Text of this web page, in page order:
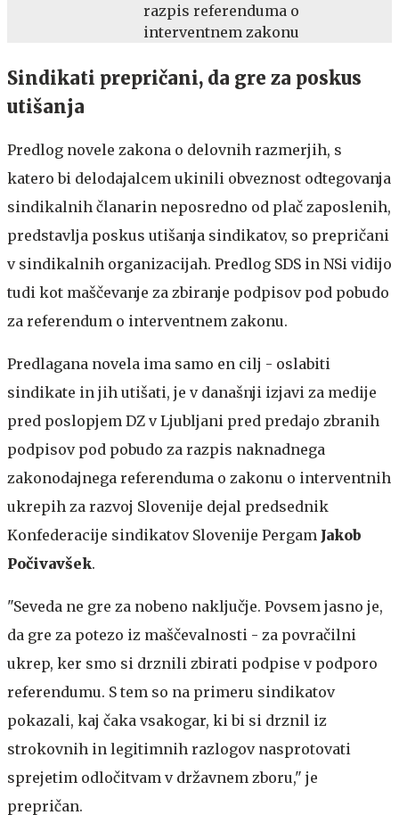
razpis referenduma o
interventnem zakonu
Sindikati prepričani, da gre za poskus
utišanja
Predlog novele zakona o delovnih razmerjih, s
katero bi delodajalcem ukinili obveznost odtegovanja
sindikalnih članarin neposredno od plač zaposlenih,
predstavlja poskus utišanja sindikatov, so prepričani
v sindikalnih organizacijah. Predlog SDS in NSi vidijo
tudi kot maščevanje za zbiranje podpisov pod pobudo
za referendum o interventnem zakonu.
Predlagana novela ima samo en cilj - oslabiti
sindikate in jih utišati, je v današnji izjavi za medije
pred poslopjem DZ v Ljubljani pred predajo zbranih
podpisov pod pobudo za razpis naknadnega
zakonodajnega referenduma o zakonu o interventnih
ukrepih za razvoj Slovenije dejal predsednik
Konfederacije sindikatov Slovenije Pergam Jakob
Počivavšek.
"Seveda ne gre za nobeno naključje. Povsem jasno je,
da gre za potezo iz maščevalnosti - za povračilni
ukrep, ker smo si drznili zbirati podpise v podporo
referendumu. S tem so na primeru sindikatov
pokazali, kaj čaka vsakogar, ki bi si drznil iz
strokovnih in legitimnih razlogov nasprotovati
sprejetim odločitvam v državnem zboru," je
prepričan.